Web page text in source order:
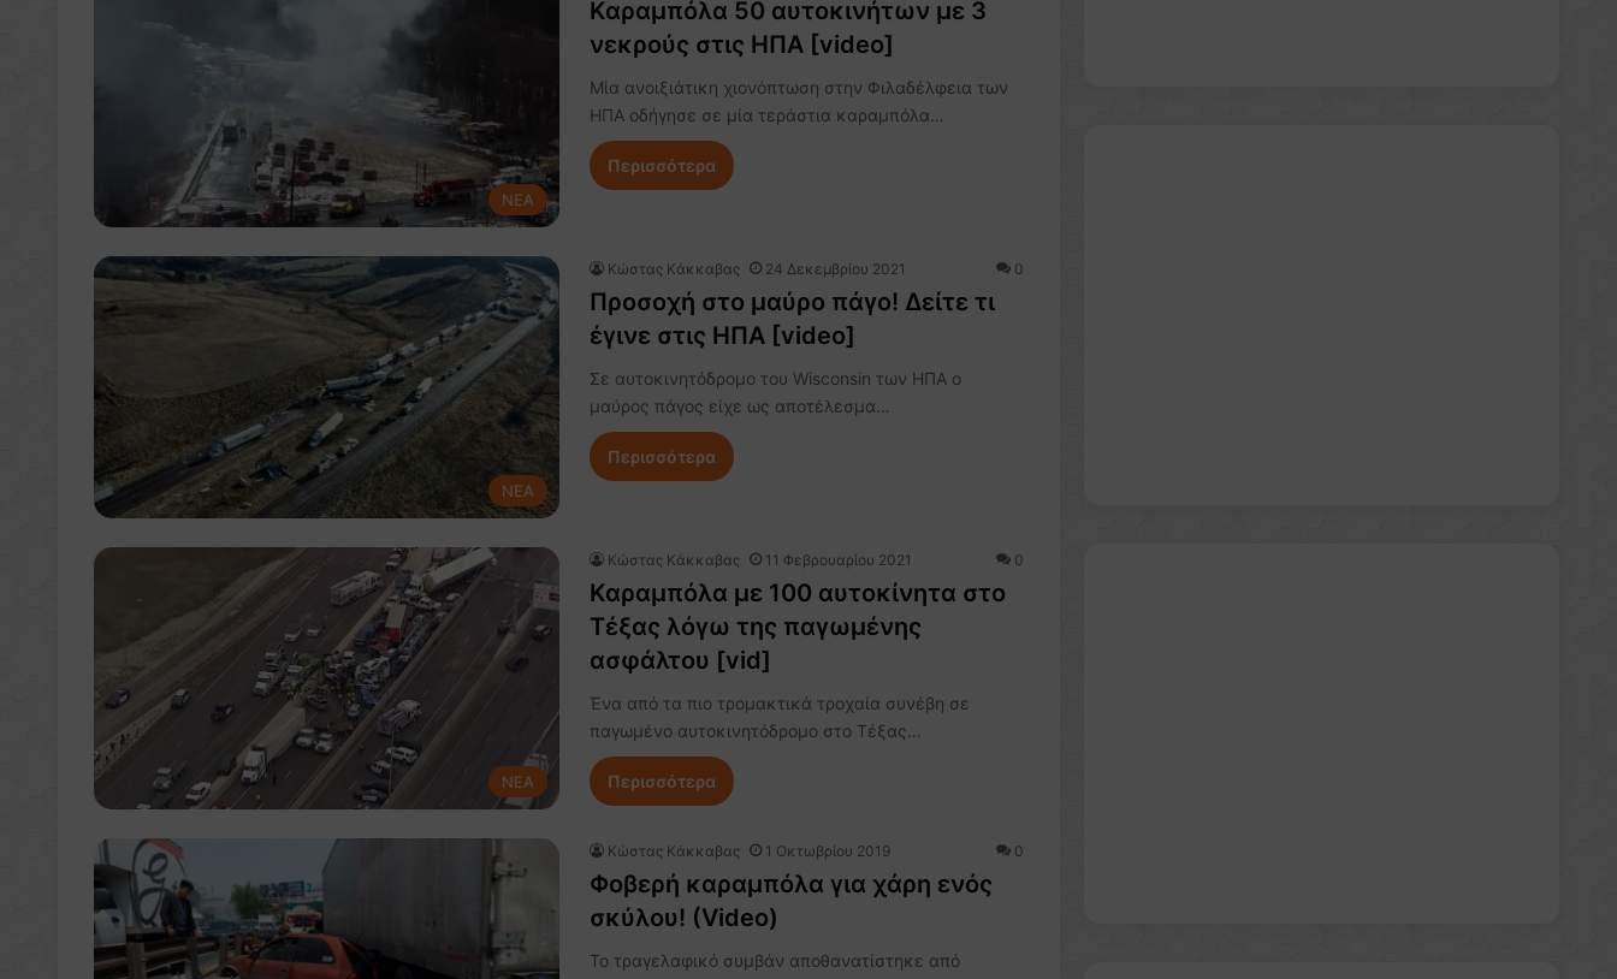
NEA
Καραμπόλα 50 αυτοκινήτων με 3
νεκρούς στις ΗΠΑ [video]
Mία ανοιξιάτικη χιονόπτωση στην Φιλαδέλφεια των
ΗΠΑ οδήγησε σε μία τεράστια καραμπόλα…
Περισσότερα
NEA
Κώστας Κάκκαβας 24 Δεκεμβρίου 2021 0
Προσοχή στο μαύρο πάγο! Δείτε τι
έγινε στις ΗΠΑ [video]
Σε αυτοκινητόδρομο του Wisconsin των ΗΠΑ o
μαύρος πάγος είχε ως αποτέλεσμα…
Περισσότερα
NEA
Κώστας Κάκκαβας 11 Φεβρουαρίου 2021 0
Καραμπόλα με 100 αυτοκίνητα στο
Τέξας λόγω της παγωμένης
ασφάλτου [vid]
Ένα από τα πιο τρομακτικά τροχαία συνέβη σε
παγωμένο αυτοκινητόδρομο στο Τέξας…
Περισσότερα
Κώστας Κάκκαβας 1 Οκτωβρίου 2019 0
Φοβερή καραμπόλα για χάρη ενός
σκύλου! (Video)
Το τραγελαφικό συμβάν αποθανατίστηκε από